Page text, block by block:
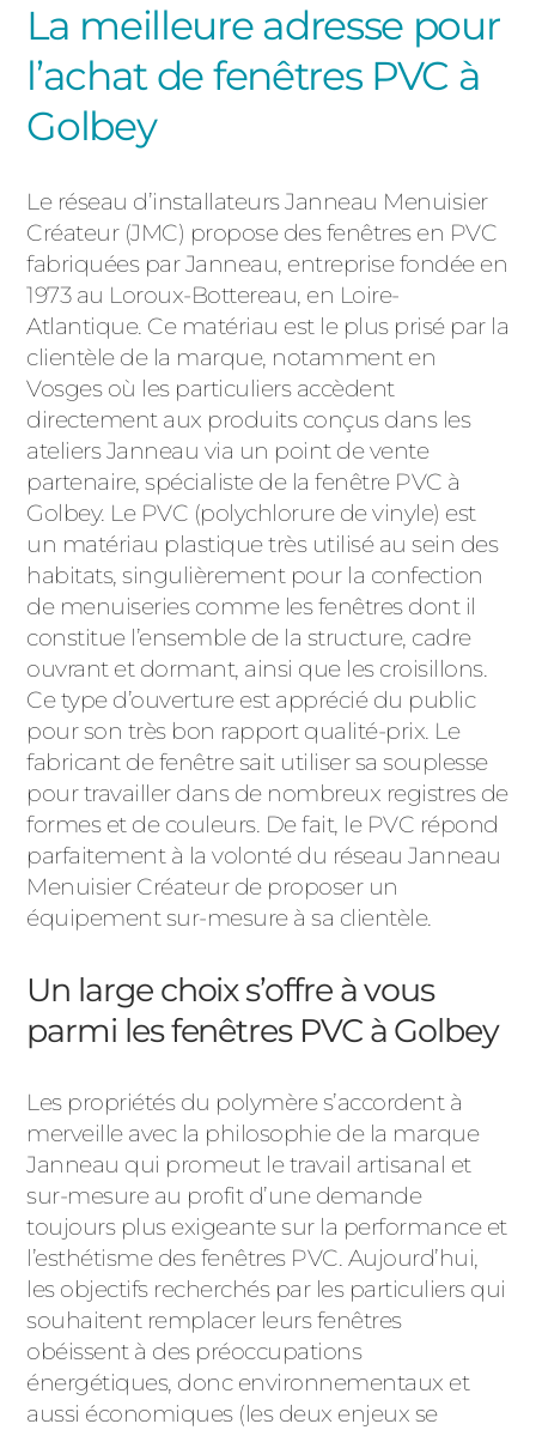
La meilleure adresse pour
l’achat de fenêtres PVC à
Golbey
Le réseau d’installateurs Janneau Menuisier
Créateur (JMC) propose des fenêtres en PVC
fabriquées par Janneau, entreprise fondée en
1973 au Loroux-Bottereau, en Loire-
Atlantique. Ce matériau est le plus prisé par la
clientèle de la marque, notamment en
Vosges où les particuliers accèdent
directement aux produits conçus dans les
ateliers Janneau via un point de vente
partenaire, spécialiste de la fenêtre PVC à
Golbey. Le PVC (polychlorure de vinyle) est
un matériau plastique très utilisé au sein des
habitats, singulièrement pour la confection
de menuiseries comme les fenêtres dont il
constitue l’ensemble de la structure, cadre
ouvrant et dormant, ainsi que les croisillons.
Ce type d’ouverture est apprécié du public
pour son très bon rapport qualité-prix. Le
fabricant de fenêtre sait utiliser sa souplesse
pour travailler dans de nombreux registres de
formes et de couleurs. De fait, le PVC répond
parfaitement à la volonté du réseau Janneau
Menuisier Créateur de proposer un
équipement sur-mesure à sa clientèle.
Un large choix s’offre à vous
parmi les fenêtres PVC à Golbey
Les propriétés du polymère s’accordent à
merveille avec la philosophie de la marque
Janneau qui promeut le travail artisanal et
sur-mesure au profit d’une demande
toujours plus exigeante sur la performance et
l’esthétisme des fenêtres PVC. Aujourd’hui,
les objectifs recherchés par les particuliers qui
souhaitent remplacer leurs fenêtres
obéissent à des préoccupations
énergétiques, donc environnementaux et
aussi économiques (les deux enjeux se
ALUMINIUM
ACIER
CLÔTURES